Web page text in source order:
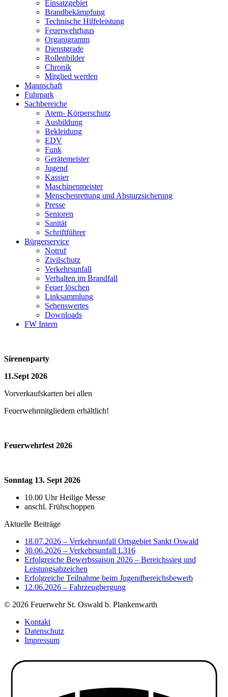
Einsatzgebiet
Brandbekämpfung
Technische Hilfeleistung
Feuerwehrhaus
Organigramm
Dienstgrade
Rollenbilder
Chronik
Mitglied werden
Mannschaft
Fuhrpark
Sachbereiche
Atem- Körperschutz
Ausbildung
Bekleidung
EDV
Funk
Gerätemeister
Jugend
Kassier
Maschinenmeister
Menschenrettung und Absturzsicherung
Presse
Senioren
Sanität
Schriftführer
Bürgerservice
Notruf
Zivilschutz
Verkehrsunfall
Verhalten im Brandfall
Feuer löschen
Linksammlung
Sehenswertes
Downloads
FW Intern
Sirenenparty
11.Sept 2026
Vorverkaufskarten bei allen
Feuerwehrmitgliedern erhältlich!
Feuerwehrfest 2026
Sonntag 13. Sept 2026
10.00 Uhr Heilige Messe
anschl. Frühschoppen
Aktuelle Beiträge
18.07.2026 – Verkehrsunfall Ortsgebiet Sankt Oswald
30.06.2026 – Verkehrsunfall L316
Erfolgreiche Bewerbssaison 2026 – Bereichssieg und
Leistungsabzeichen
Erfolgreiche Teilnahme beim Jugendbereichsbewerb
12.06.2026 – Fahrzeugbergung
© 2026 Feuerwehr St. Oswald b. Plankenwarth
Kontakt
Datenschutz
Impressum